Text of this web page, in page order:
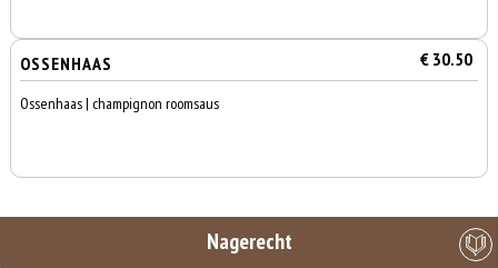
OSSENHAAS € 30.50
Ossenhaas | champignon roomsaus
Nagerecht